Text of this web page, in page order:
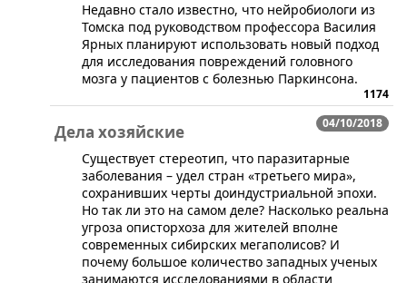
​Недавно стало известно, что нейробиологи из
Томска под руководством профессора Василия
Ярных планируют использовать новый подход
для исследования повреждений головного
мозга у пациентов с болезнью Паркинсона.
1174
04/10/2018
Дела хозяйские
Существует стереотип, что паразитарные
заболевания – удел стран «третьего мира»,
сохранивших черты доиндустриальной эпохи.
Но так ли это на самом деле? Насколько реальна
угроза описторхоза для жителей вполне
современных сибирских мегаполисов? И
почему большое количество западных ученых
занимаются исследованиями в области